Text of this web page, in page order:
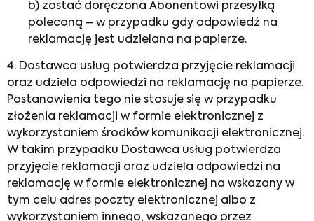
b) zostać doręczona Abonentowi przesyłką
poleconą – w przypadku gdy odpowiedź na
reklamację jest udzielana na papierze.
4. Dostawca usług potwierdza przyjęcie reklamacji
oraz udziela odpowiedzi na reklamację na papierze.
Postanowienia tego nie stosuje się w przypadku
złożenia reklamacji w formie elektronicznej z
wykorzystaniem środków komunikacji elektronicznej.
W takim przypadku Dostawca usług potwierdza
przyjęcie reklamacji oraz udziela odpowiedzi na
reklamację w formie elektronicznej na wskazany w
tym celu adres poczty elektronicznej albo z
wykorzystaniem innego, wskazanego przez